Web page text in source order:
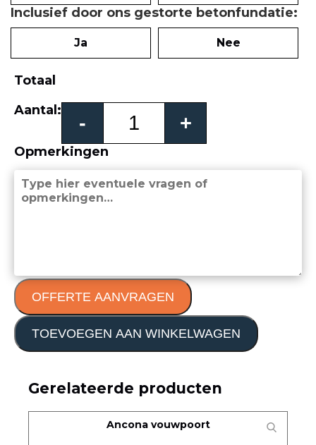
Inclusief door ons gestorte betonfundatie
Ja Nee
Totaal
Aantal:
-
Avellana
+
Opmerkingen
OFFERTE AANVRAGEN
TOEVOEGEN AAN WINKELWAGEN
Gerelateerde producten
Ancona vouwpoort